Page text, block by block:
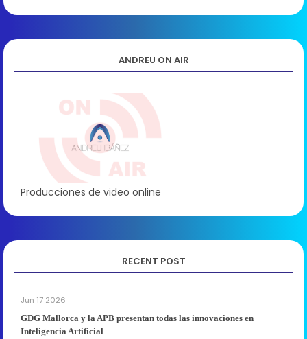
ANDREU ON AIR
Producciones de video online
RECENT POST
Jun 17 2026
GDG Mallorca y la APB presentan todas las innovaciones en
Inteligencia Artificial